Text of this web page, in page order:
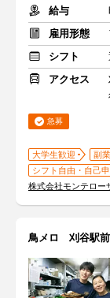
給与
雇用形態
シフト
アクセス
急募
大学生歓迎 副
シフト自由・自己
株式会社モンテロー
鳥メロ 刈谷駅前